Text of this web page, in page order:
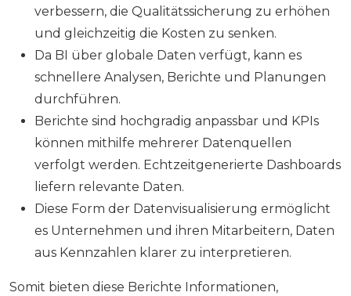
verbessern, die Qualitätssicherung zu erhöhen
und gleichzeitig die Kosten zu senken.
Da BI über globale Daten verfügt, kann es
schnellere Analysen, Berichte und Planungen
durchführen.
Berichte sind hochgradig anpassbar und KPIs
können mithilfe mehrerer Datenquellen
verfolgt werden. Echtzeitgenerierte Dashboards
liefern relevante Daten.
Diese Form der Datenvisualisierung ermöglicht
es Unternehmen und ihren Mitarbeitern, Daten
aus Kennzahlen klarer zu interpretieren.
Somit bieten diese Berichte Informationen,